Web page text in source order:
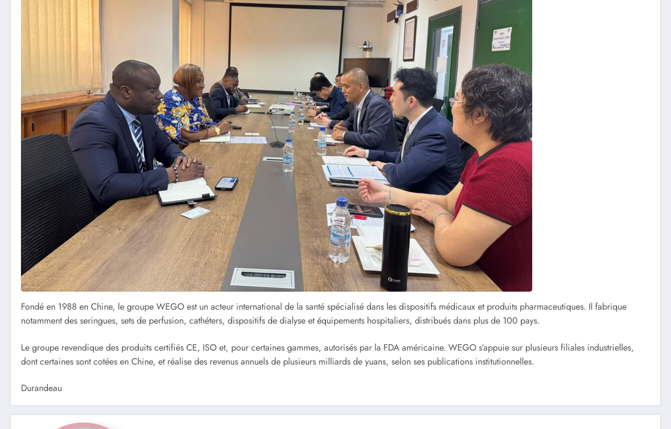
Fondé en 1988 en Chine, le groupe WEGO est un acteur international de la santé spécialisé dans les dispositifs médicaux et produits pharmaceutiques. Il fabrique
notamment des seringues, sets de perfusion, cathéters, dispositifs de dialyse et équipements hospitaliers, distribués dans plus de 100 pays.
Le groupe revendique des produits certifiés CE, ISO et, pour certaines gammes, autorisés par la FDA américaine. WEGO s’appuie sur plusieurs filiales industrielles,
dont certaines sont cotées en Chine, et réalise des revenus annuels de plusieurs milliards de yuans, selon ses publications institutionnelles.
Durandeau